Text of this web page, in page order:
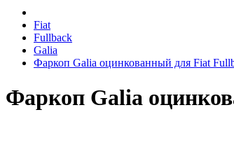
Fiat
Fullback
Galia
Фаркоп Galia оцинкованный для Fiat
Фаркоп Galia